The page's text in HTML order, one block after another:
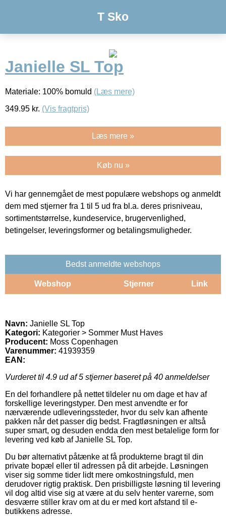
T Sko
Janielle SL Top
Materiale: 100% bomuld (Læs mere)
349.95 kr. (Vis fragtpris)
Læs mere »
Køb nu »
Vi har gennemgået de mest populære webshops og anmeldt
dem med stjerner fra 1 til 5 ud fra bl.a. deres prisniveau,
sortimentstørrelse, kundeservice, brugervenlighed,
betingelser, leveringsformer og betalingsmuligheder.
Bedst anmeldte webshops
Webshop Stjerner Link
Navn: Janielle SL Top
Kategori: Kategorier > Sommer Must Haves
Producent: Moss Copenhagen
Varenummer: 41939359
EAN:
Vurderet til 4.9 ud af 5 stjerner baseret på 40 anmeldelser
En del forhandlere på nettet tildeler nu om dage et hav af
forskellige leveringstyper. Den mest anvendte er for
nærværende udleveringssteder, hvor du selv kan afhente
pakken når det passer dig bedst. Fragtløsningen er altså
super smart, og desuden endda den mest betalelige form for
levering ved køb af Janielle SL Top.
Du bør alternativt påtænke at få produkterne bragt til din
private bopæl eller til adressen på dit arbejde. Løsningen
viser sig somme tider lidt mere omkostningsfuld, men
derudover rigtig praktisk. Den prisbilligste løsning til levering
vil dog altid vise sig at være at du selv henter varerne, som
desværre stiller krav om at du er med kort afstand til e-
butikkens adresse.